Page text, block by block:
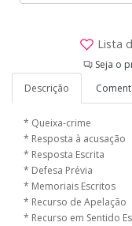
Lista
Seja o
Descrição
* Queixa-crime
* Resposta à acusação
* Resposta Escrita
* Defesa Prévia
* Memoriais Escritos
* Recurso de Apelação
* Recurso em Sentido